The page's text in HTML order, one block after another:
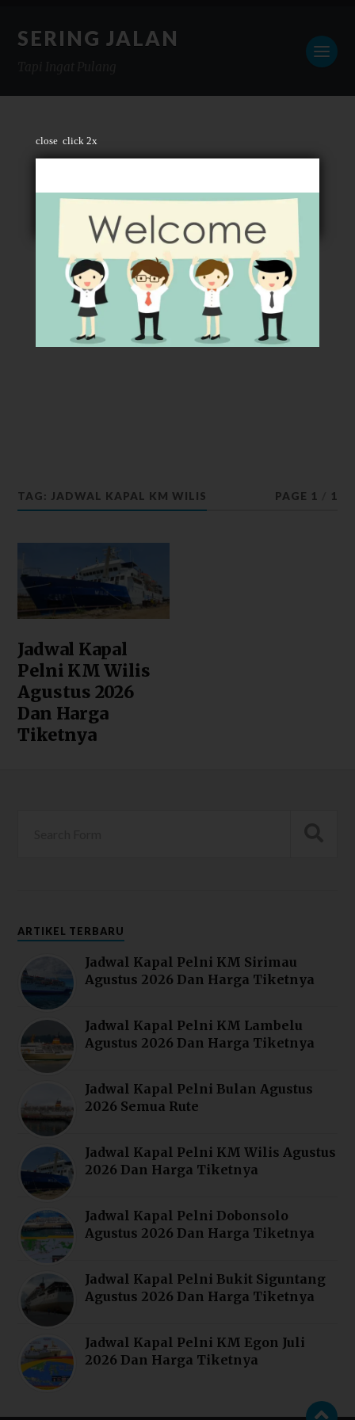
close click 2x
SERING JALAN
TAG: JADWAL KAPAL KM WILIS PAGE 1 1
Jadwal Kapal
Pelni KM Wilis
Agustus 2026
Dan Harga
Tiketnya
ARTIKEL TERBARU
Jadwal Kapal Pelni KM Sirimau
Agustus 2026 Dan Harga Tiketnya
Jadwal Kapal Pelni KM Lambelu
Agustus 2026 Dan Harga Tiketnya
Jadwal Kapal Pelni Bulan Agustus
2026 Semua Rute
Jadwal Kapal Pelni KM Wilis Agustus
2026 Dan Harga Tiketnya
Jadwal Kapal Pelni Dobonsolo
Agustus 2026 Dan Harga Tiketnya
Jadwal Kapal Pelni Bukit Siguntang
Agustus 2026 Dan Harga Tiketnya
Jadwal Kapal Pelni KM Egon Juli
2026 Dan Harga Tiketnya